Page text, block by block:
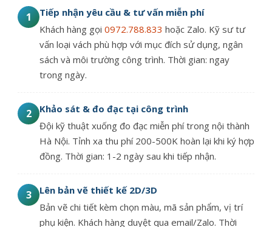
1
Tiếp nhận yêu cầu & tư vấn miễn phí
Khách hàng gọi 0972.788.833 hoặc Zalo. Kỹ sư tư
vấn loại vách phù hợp với mục đích sử dụng, ngân
sách và môi trường công trình. Thời gian: ngay
trong ngày.
2
Khảo sát & đo đạc tại công trình
Đội kỹ thuật xuống đo đạc miễn phí trong nội thành
Hà Nội. Tỉnh xa thu phí 200-500K hoàn lại khi ký hợp
đồng. Thời gian: 1-2 ngày sau khi tiếp nhận.
3
Lên bản vẽ thiết kế 2D/3D
Bản vẽ chi tiết kèm chọn màu, mã sản phẩm, vị trí
phụ kiện. Khách hàng duyệt qua email/Zalo. Thời